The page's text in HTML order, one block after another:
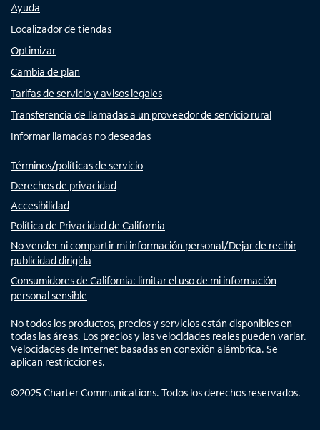
Ayuda
Localizador de tiendas
Optimizar
Cambia de plan
Tarifas de servicio y avisos legales
Transferencia de llamadas a un proveedor de servicio rural
Informar llamadas no deseadas
Términos/políticas de servicio
Derechos de privacidad
Accesibilidad
Política de Privacidad de California
No vender ni compartir mi información personal/Dejar de recibir
publicidad dirigida
Consumidores de California: limitar el uso de mi información
personal sensible
No todos los productos, precios y servicios están disponibles en
todas las áreas. Los precios y las velocidades reales pueden variar.
Velocidades de Internet basadas en conexión alámbrica. Se
aplican restricciones.
©2025 Charter Communications. Todos los derechos reservados.